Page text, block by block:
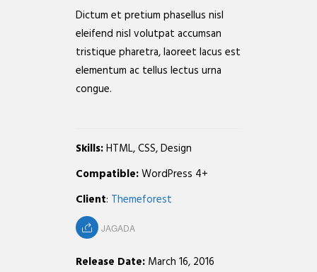
Dictum et pretium phasellus nisl
eleifend nisl volutpat accumsan
tristique pharetra, laoreet lacus est
elementum ac tellus lectus urna
congue.
Skills:HTML, CSS, Design
Compatible:WordPress 4+
Client: Themeforest
JAGADA
Release Date:March 16, 2016